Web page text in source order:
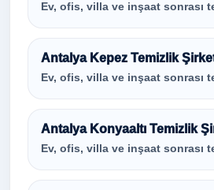
Ev, ofis, villa ve inşaat sonrası
Antalya Kepez Temizlik
Ev, ofis, villa ve inşaat sonrası
Antalya Konyaaltı Temizlik
Ev, ofis, villa ve inşaat sonrası